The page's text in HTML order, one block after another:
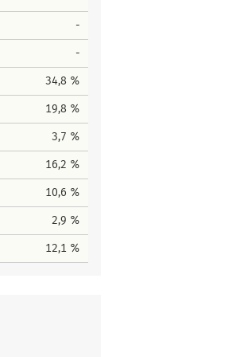
-
-
34,8 %
19,8 %
3,7 %
16,2 %
10,6 %
2,9 %
12,1 %